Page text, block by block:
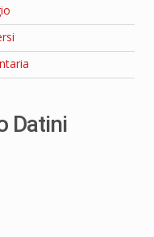
Datini